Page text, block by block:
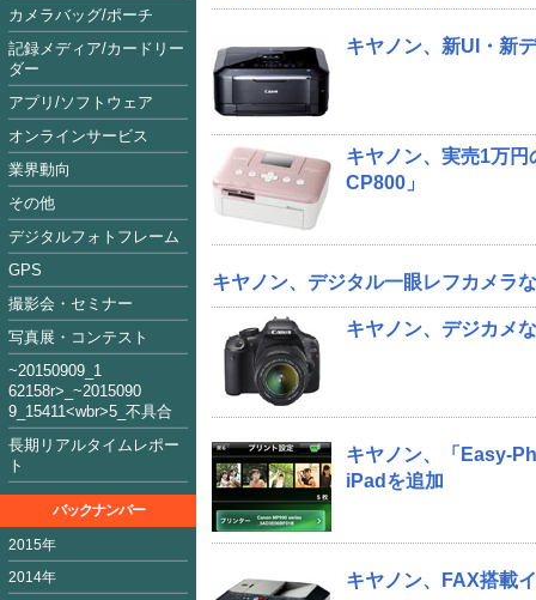
キヤノン、新UI・新
キヤノン、実売1万
CP800」
キヤノン、デジタル一眼レフカメラ
キヤノン、デジカメ
キヤノン、「Easy-
iPadを追加
キヤノン、FAX搭載
カメラバッグ/ポーチ
記録メディア/カードリー
ダー
アプリ/ソフトウェア
オンラインサービス
業界動向
その他
デジタルフォトフレーム
GPS
撮影会・セミナー
写真展・コンテスト
~20150909_1
62158r>_~2015090
9_15411<wbr>5_不具合
長期リアルタイムレポー
ト
バックナンバー
2015年
2014年